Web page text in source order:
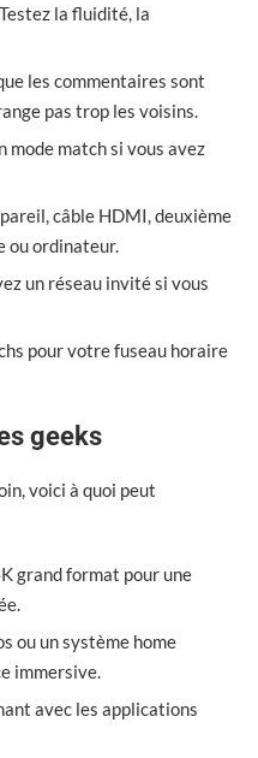
la fluidité, la
les commentaires sont
pas trop les voisins.
mode match si vous avez
câble HDMI, deuxième
ou ordinateur.
un réseau invité si vous
pour votre fuseau horaire
geeks
voici à quoi peut
grand format pour une
ou un système home
immersive.
avec les applications